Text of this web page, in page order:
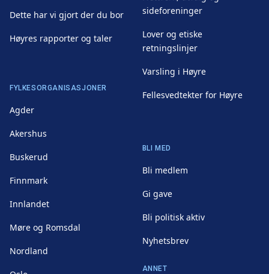
Dette har vi gjort der du bor
Høyres rapporter og taler
sideforeninger
Lover og etiske
retningslinjer
Varsling i Høyre
Fellesvedtekter for Høyre
FYLKESORGANISASJONER
Agder
Akershus
Buskerud
Finnmark
Innlandet
Møre og Romsdal
Nordland
BLI MED
Bli medlem
Gi gave
Bli politisk aktiv
Nyhetsbrev
ANNET